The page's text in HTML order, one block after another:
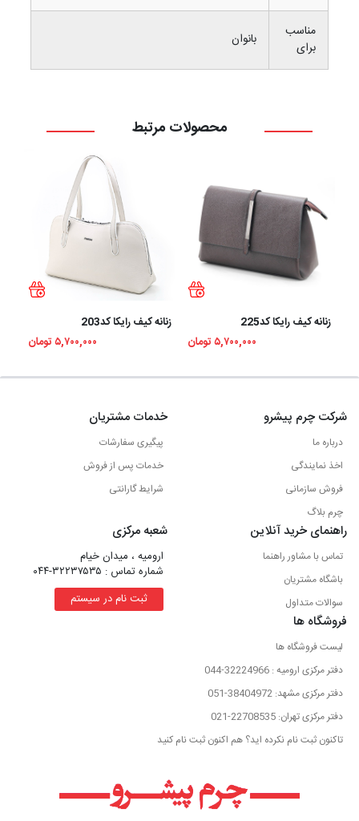
مناسب
برای
بانوان
محصولات مرتبط
زنانه کیف رایکا کد225
۵,۷۰۰,۰۰۰ تومان
زنانه کیف رایکا کد203
۵,۷۰۰,۰۰۰ تومان
شرکت چرم پیشرو
درباره ما
اخذ نمایندگی
فروش سازمانی
چرم بلاگ
خدمات مشتریان
پیگیری سفارشات
خدمات پس از فروش
شرایط گارانتی
راهنمای خرید آنلاین
تماس با مشاور راهنما
باشگاه مشتریان
سوالات متداول
شعبه مرکزی
ارومیه ، میدان خیام
شماره تماس : ۳۲۲۳۷۵۳۵-۰۴۴
ثبت نام در سیستم
فروشگاه ها
لیست فروشگاه ها
دفتر مرکزی ارومیه : 32224966-044
دفتر مرکزی مشهد: 38404972-051
دفتر مرکزی تهران: 22708535-021
تاکنون ثبت نام نکرده اید؟ هم اکنون ثبت نام کنید